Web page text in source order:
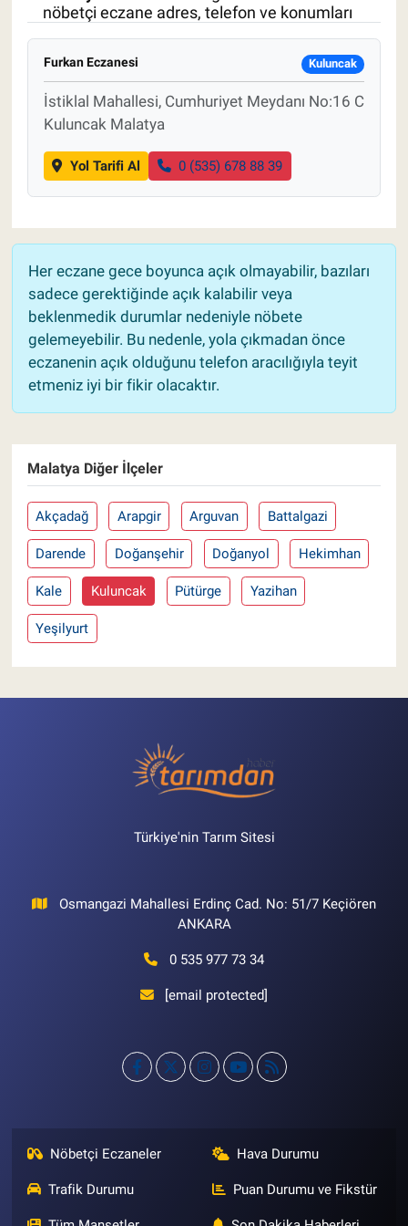
nöbetçi eczane adres, telefon ve konumları
Furkan Eczanesi Kuluncak
İstiklal Mahallesi, Cumhuriyet Meydanı No:16 C
Kuluncak Malatya
Yol Tarifi Al 0 (535) 678 88 39
Her eczane gece boyunca açık olmayabilir, bazıları
sadece gerektiğinde açık kalabilir veya
beklenmedik durumlar nedeniyle nöbete
gelemeyebilir. Bu nedenle, yola çıkmadan önce
eczanenin açık olduğunu telefon aracılığıyla teyit
etmeniz iyi bir fikir olacaktır.
Malatya Diğer İlçeler
Akçadağ Arapgir Arguvan Battalgazi
Darende Doğanşehir Doğanyol Hekimhan
Kale Kuluncak Pütürge Yazihan
Yeşilyurt
Türkiye'nin Tarım Sitesi
Osmangazi Mahallesi Erdinç Cad. No: 51/7 Keçiören
ANKARA
0 535 977 73 34
[email protected]
Nöbetçi Eczaneler Hava Durumu
Trafik Durumu Puan Durumu ve Fikstür
Et fiyatları
Tarım Bilgisi
Yetiştirici Soruyor
Üretici Birlikleri
Şeker ve Şekerli Mamüller
Tahıllar ve Baklagiller